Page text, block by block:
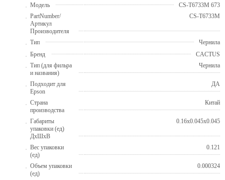
Модель
CS-T6733M 673
PartNumber/
Артикул
Производителя
CS-T6733M
Тип
Чернила
Бренд
CACTUS
Тип (для фильра
и названия)
Чернила
Подходит для
Epson
ДА
Страна
производства
Китай
Габариты
упаковки (ед)
ДхШхВ
0.16x0.045x0.045
Вес упаковки
(ед)
0.121
Объем упаковки
(ед)
0.000324